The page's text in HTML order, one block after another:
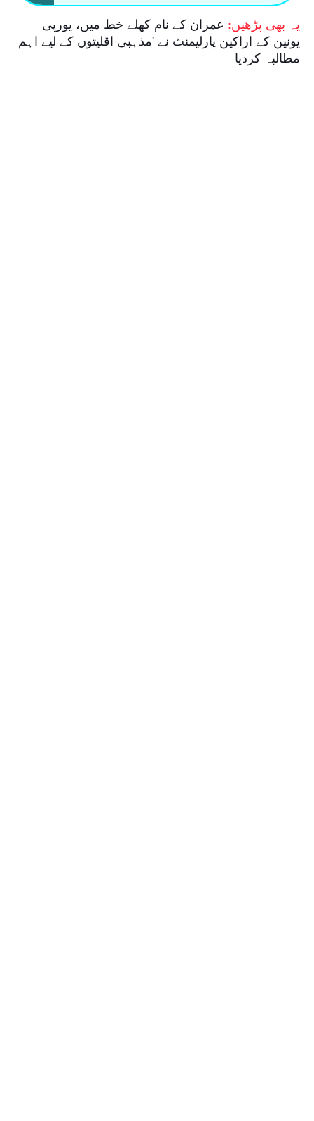
یہ بھی پڑھیں: عمران کے نام کھلے خط میں، یورپی
یونین کے اراکین پارلیمنٹ نے 'مذہبی اقلیتوں کے لیے اہم
مطالبہ کردیا